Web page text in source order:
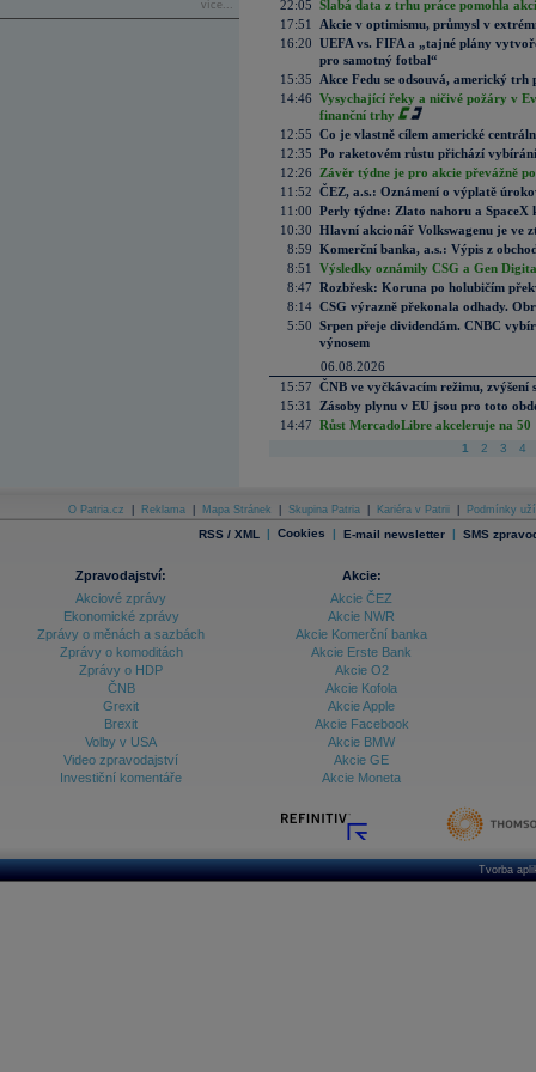
více...
22:05 Slabá data z trhu práce pomohla
17:51
Akcie v optimismu, průmysl v
16:20 UEFA vs. FIFA a „tajné plány
pro samotný fotbal“
15:35
Akce Fedu se odsouvá, americký
14:46 Vysychající řeky a ničivé požáry v
finanční trhy
12:55 Co je vlastně cílem americké
12:35 Po raketovém růstu přichází
12:26
Závěr týdne je pro akcie převážně
11:52 ČEZ, a.s.: Oznámení o výplatě
11:00 Perly týdne: Zlato nahoru a SpaceX
10:30 Hlavní akcionář Volkswagenu je ve
8:59 Komerční banka, a.s.: Výpis z
8:51
Výsledky oznámily CSG a Gen
8:47 Rozbřesk: Koruna po holubičím
8:14 CSG výrazně překonala odhady.
5:50 Srpen přeje dividendám. CNBC
výnosem
06.08.2026
15:57 ČNB ve vyčkávacím režimu, zvýšení
15:31
Zásoby plynu v EU jsou pro toto
14:47 Růst MercadoLibre akceleruje na
1 2 3 4
O Patria.cz Reklama Mapa Stránek Skupina Patria Kariéra v Patrii Podmínky
RSS / XML | Cookies | E-mail newsletter | SMS
Zpravodajství:
Akciové zprávy
Ekonomické zprávy
Zprávy o měnách a sazbách
Zprávy o komoditách
Zprávy o HDP
ČNB
Grexit
Brexit
Volby v USA
Video zpravodajství
Investiční komentáře
Akcie:
Akcie ČEZ
Akcie NWR
Akcie Komerční banka
Akcie Erste Bank
Akcie O2
Akcie Kofola
Akcie Apple
Akcie Facebook
Akcie BMW
Akcie GE
Akcie Moneta
Tvorba